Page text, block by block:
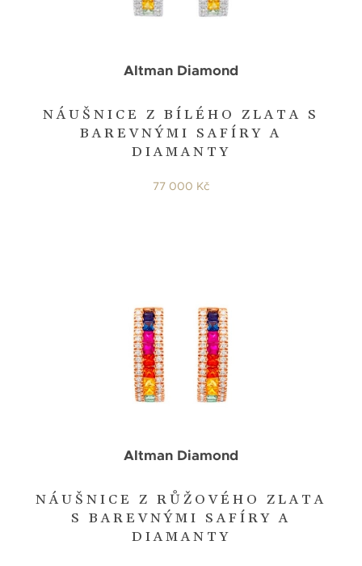
NÁUŠNICE Z BÍLÉHO ZLATA S
BAREVNÝMI SAFÍRY A
DIAMANTY
Altman Diamond
77 000 Kč
NÁUŠNICE Z RŮŽOVÉHO ZLATA
S BAREVNÝMI SAFÍRY A
DIAMANTY
Altman Diamond